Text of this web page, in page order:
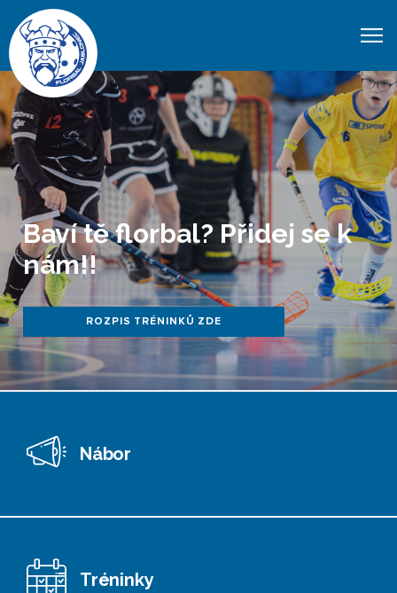
Baví tě florbal? Přidej se k
nám!!
ROZPIS TRÉNINKŮ ZDE
Nábor
Tréninky